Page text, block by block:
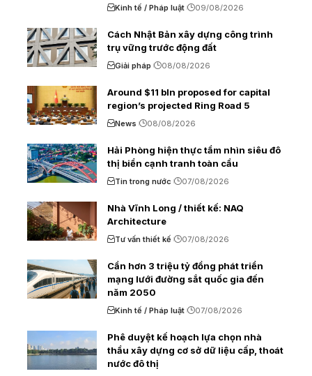
Kinh tế / Pháp luật 09/08/2026
Cách Nhật Bản xây dựng công trình
trụ vững trước động đất
Giải pháp 08/08/2026
Around $11 bln proposed for capital
region’s projected Ring Road 5
News 08/08/2026
Hải Phòng hiện thực tầm nhìn siêu đô
thị biển cạnh tranh toàn cầu
Tin trong nước 07/08/2026
Nhà Vĩnh Long / thiết kế: NAQ
Architecture
Tư vấn thiết kế 07/08/2026
Cần hơn 3 triệu tỷ đồng phát triển
mạng lưới đường sắt quốc gia đến
năm 2050
Kinh tế / Pháp luật 07/08/2026
Phê duyệt kế hoạch lựa chọn nhà
thầu xây dựng cơ sở dữ liệu cấp, thoát
nước đô thị